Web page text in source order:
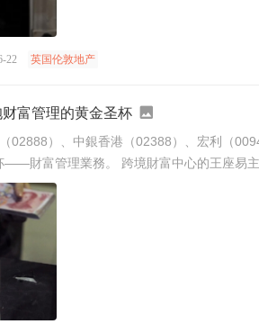
22 英国伦敦地产
富管理的黄金圣杯
02888）、中銀香港（02388）、宏利（